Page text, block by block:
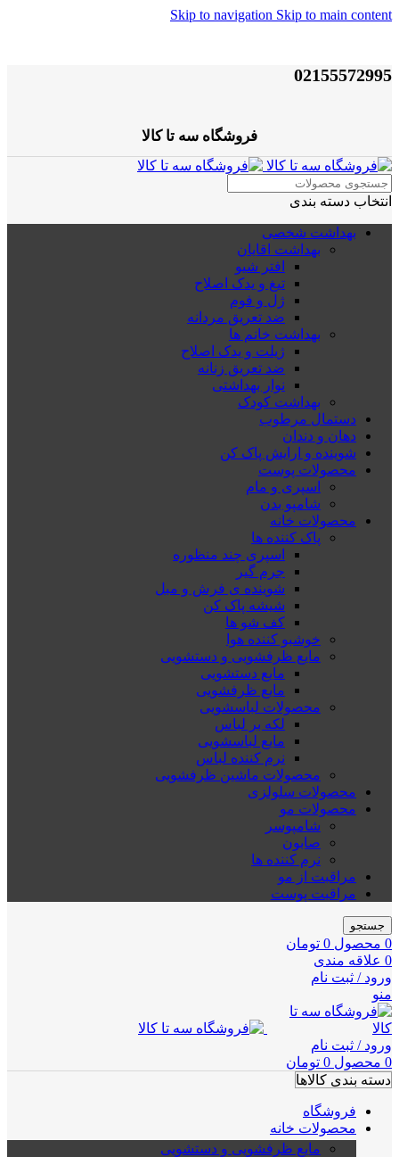
Skip to navigation Skip to main content
02155572995
فروشگاه سه تا کالا
انتخاب دسته بندی
بهداشت شخصی
بهداشت اقایان
افتر شیو
تیغ و یدک اصلاح
ژل و فوم
ضد تعریق مردانه
بهداشت خانم ها
ژیلت و یدک اصلاح
ضد تعریق زنانه
نوار بهداشتی
بهداشت کودک
دستمال مرطوب
دهان و دندان
شوینده و ارایش پاک کن
محصولات پوست
اسپری و مام
شامپو بدن
محصولات خانه
پاک کننده ها
اسپری چند منظوره
جرم گیر
شوینده ی فرش و مبل
شیشه پاک کن
کف شو ها
خوشبو کننده هوا
مایع ظرفشویی و دستشویی
مایع دستشویی
مایع ظرفشویی
محصولات لباسشویی
لکه بر لباس
مایع لباسشویی
نرم کننده لباس
محصولات ماشین ظرفشویی
محصولات سلولزی
محصولات مو
شامپوسر
صابون
نرم کننده ها
مراقبت از مو
مراقبت پوست
جستجو
0 محصول 0 تومان
0 علاقه مندی
ورود / ثبت نام
منو
ورود / ثبت نام
0 محصول 0 تومان
دسته بندی کالاها
فروشگاه
محصولات خانه
مایع ظرفشویی و دستشویی